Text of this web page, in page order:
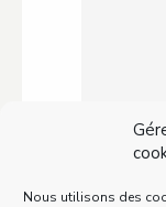
Nous utilisons des